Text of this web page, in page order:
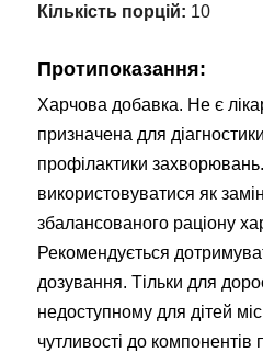
Кількість порцій: 10
Протипоказання:
Харчова добавка. Не є
призначена для
профілактики
використовуватися як
збалансованого раціону
Рекомендується
дозування. Тільки для
недоступному для дітей
чутливості до компонентів